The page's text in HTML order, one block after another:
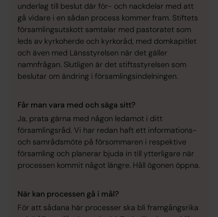
underlag till beslut där för- och nackdelar med att
gå vidare i en sådan process kommer fram. Stiftets
församlingsutskott samtalar med pastoratet som
leds av kyrkoherde och kyrkoråd, med domkapitlet
och även med Länsstyrelsen när det gäller
namnfrågan. Slutligen är det stiftsstyrelsen som
beslutar om ändring i församlingsindelningen.
Får man vara med och säga sitt?
Ja, prata gärna med någon ledamot i ditt
församlingsråd. Vi har redan haft ett informations-
och samrådsmöte på försommaren i respektive
församling och planerar bjuda in till ytterligare när
processen kommit något längre. Håll ögonen öppna.
När kan processen gå i mål?
För att sådana här processer ska bli framgångsrika